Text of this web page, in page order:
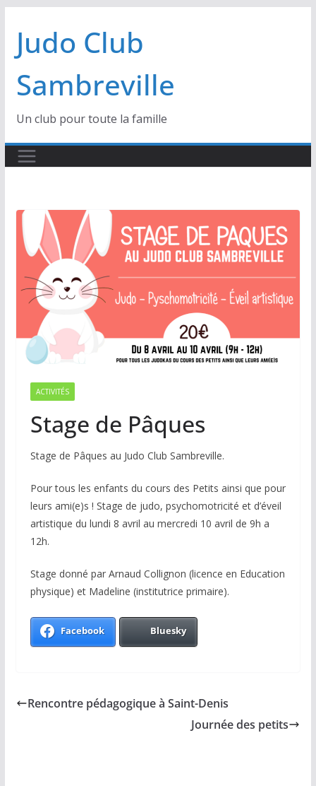
contenu
Judo Club
Sambreville
Un club pour toute la famille
ACTIVITÉS
Stage de Pâques
Stage de Pâques au Judo Club Sambreville.
Pour tous les enfants du cours des Petits ainsi que pour
leurs ami(e)s ! Stage de judo, psychomotricité et d’éveil
artistique du lundi 8 avril au mercredi 10 avril de 9h a
12h.
Stage donné par Arnaud Collignon (licence en Education
physique) et Madeline (institutrice primaire).
Facebook Bluesky
Rencontre pédagogique à Saint-Denis
Journée des petits